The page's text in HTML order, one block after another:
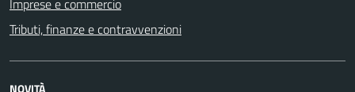
Tributi, finanze e contravvenzioni
NOVITÀ